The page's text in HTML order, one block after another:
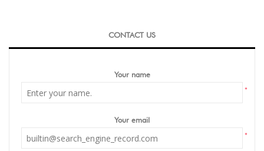
CONTACT US
Your name
*
Your email
*